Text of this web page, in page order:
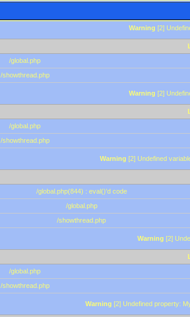
Warning [2]
/global.php
/showthread.php
Warning [2]
/global.php
/showthread.php
Warning [2] Undefined
/global.php(844) : eval()'d code
/global.php
/showthread.php
Warning [2]
/global.php
/showthread.php
Warning [2] Undefined property: